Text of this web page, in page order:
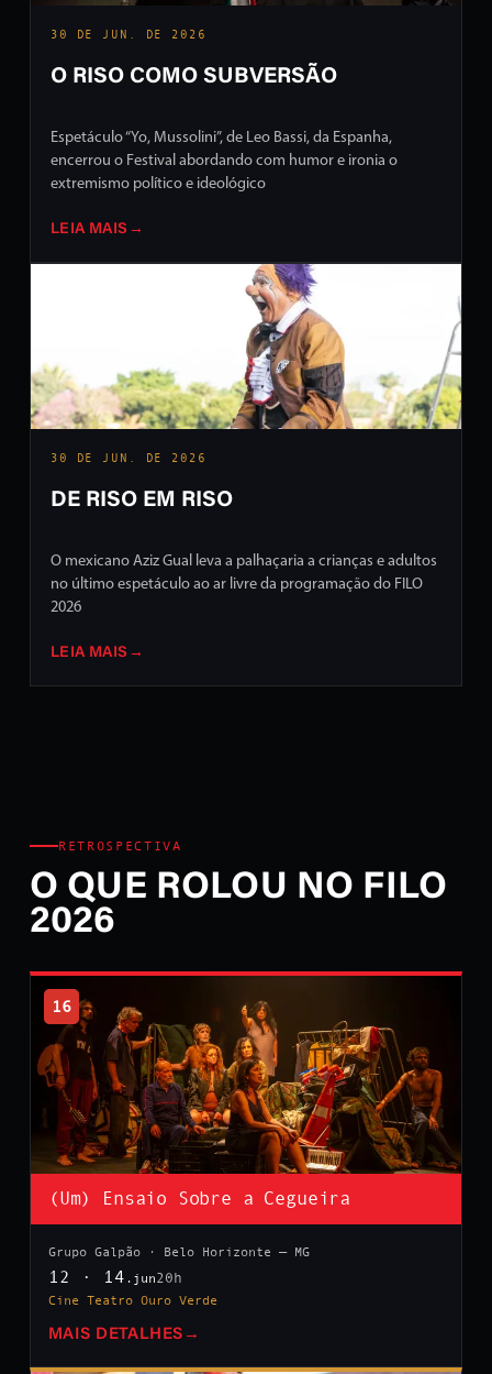
30 DE JUN. DE 2026
O RISO COMO SUBVERSÃO
Espetáculo “Yo, Mussolini”, de Leo Bassi, da Espanha,
encerrou o Festival abordando com humor e ironia o
extremismo político e ideológico
LEIA MAIS →
30 DE JUN. DE 2026
DE RISO EM RISO
O mexicano Aziz Gual leva a palhaçaria a crianças e adultos
no último espetáculo ao ar livre da programação do FILO
2026
LEIA MAIS →
RETROSPECTIVA
O QUE ROLOU NO FILO
2026
16
(Um) Ensaio Sobre a Cegueira
Grupo Galpão · Belo Horizonte — MG
12 · 14 .jun20h
Cine Teatro Ouro Verde
MAIS DETALHES →